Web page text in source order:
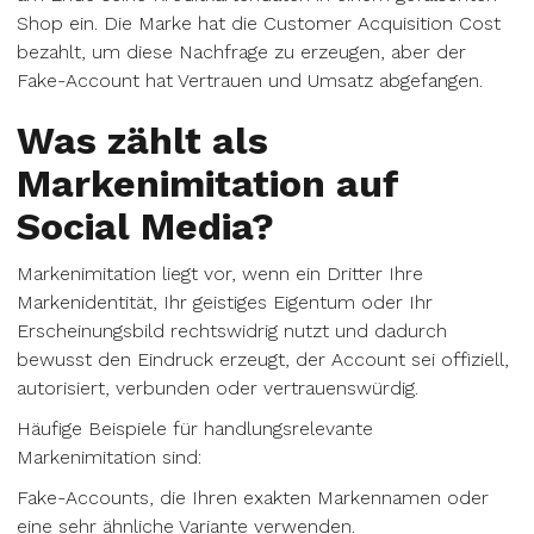
Shop ein. Die Marke hat die Customer Acquisition Cost
bezahlt, um diese Nachfrage zu erzeugen, aber der
Fake-Account hat Vertrauen und Umsatz abgefangen.
Was zählt als
Markenimitation auf
Social Media?
Markenimitation liegt vor, wenn ein Dritter Ihre
Markenidentität, Ihr geistiges Eigentum oder Ihr
Erscheinungsbild rechtswidrig nutzt und dadurch
bewusst den Eindruck erzeugt, der Account sei offiziell,
autorisiert, verbunden oder vertrauenswürdig.
Häufige Beispiele für handlungsrelevante
Markenimitation sind:
Fake-Accounts, die Ihren exakten Markennamen oder
eine sehr ähnliche Variante verwenden.